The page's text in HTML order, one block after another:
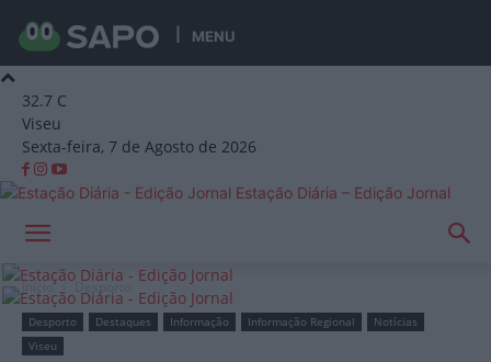
MENU
32.7 C
Viseu
Sexta-feira, 7 de Agosto de 2026
Estação Diária – Edição Jornal
Início Desporto
Desporto Destaques Informação Informação Regional
Notícias
Viseu